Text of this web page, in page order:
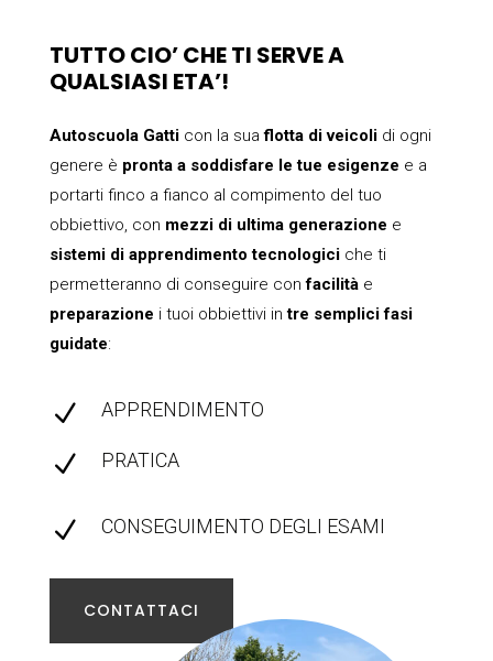
TUTTO CIO’ CHE TI SERVE A
QUALSIASI ETA’!
Autoscuola Gatticon la suaflotta di veicolidi ogni
genere è pronta a soddisfare le tue esigenze e a
portarti finco a fianco al compimento del tuo
obbiettivo, con mezzi di ultima generazione e
sistemi di apprendimento tecnologiciche ti
permetteranno di conseguire confacilitàe
preparazione i tuoi obbiettivi intre semplici fasi
guidate:
N APPRENDIMENTO
N PRATICA
N CONSEGUIMENTO DEGLI ESAMI
CONTATTACI